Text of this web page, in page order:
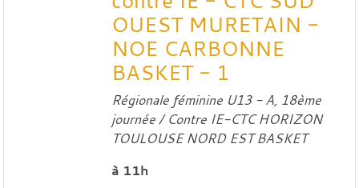
OUEST MURETAIN -
NOE CARBONNE
BASKET - 1
Régionale féminine U13 - A, 18ème
journée / Contre IE-CTC HORIZON
TOULOUSE NORD EST BASKET
à 11h